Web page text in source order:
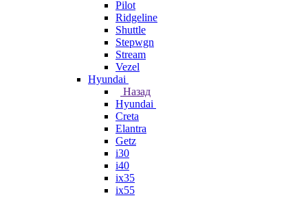
Pilot
Ridgeline
Shuttle
Stepwgn
Stream
Vezel
Hyundai
Назад
Hyundai
Creta
Elantra
Getz
i30
i40
ix35
ix55